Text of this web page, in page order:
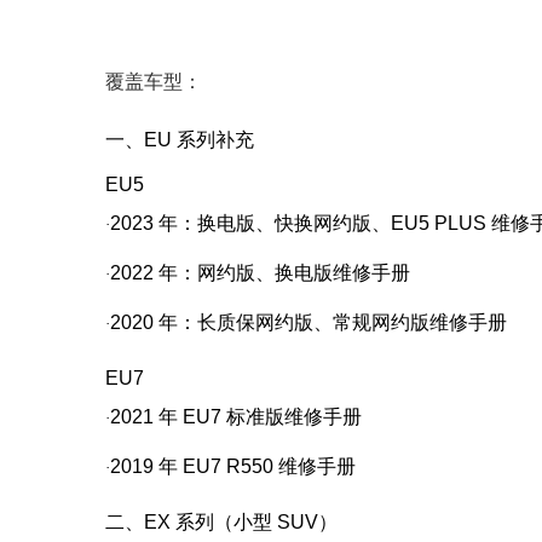
覆盖车型：
一、EU 系列补充
EU5
·2023 年：换电版、快换网约版、 EU5 PLUS 维修
·2022 年：网约版、换电版维修手册
·2020 年：长质保网约版、常规网约版维修手册
EU7
·2021 年 EU7 标准版维修手册
·2019 年 EU7 R550 维修手册
二、EX 系列（小型 SUV）